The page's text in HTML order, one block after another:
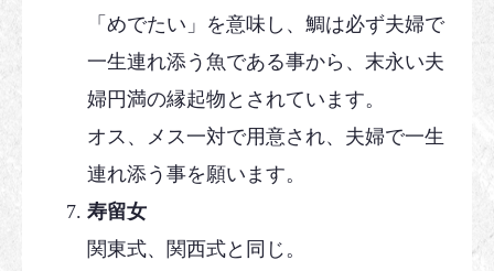
「めでたい」を意味し、鯛は必ず夫婦で
一生連れ添う魚である事から、末永い夫
婦円満の縁起物とされています。
オス、メス一対で用意され、夫婦で一生
連れ添う事を願います。
寿留女
関東式、関西式と同じ。